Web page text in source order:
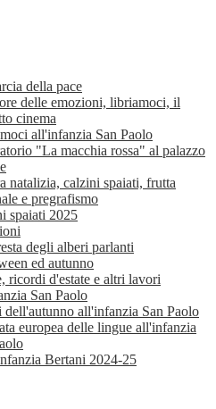
della pace
delle emozioni, libriamoci, il
cinema
all'infanzia San Paolo
"La macchia rossa" al palazzo
natalizia, calzini spaiati, frutta
e pregrafismo
spaiati 2025
degli alberi parlanti
ed autunno
ricordi d'estate e altri lavori
San Paolo
dell'autunno all'infanzia San Paolo
europea delle lingue all'infanzia
Bertani 2024-25